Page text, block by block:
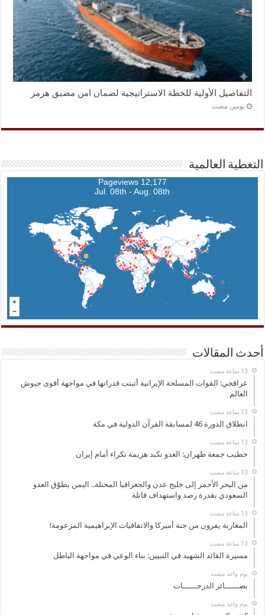
التفاصيل الأولية للخطة الاستراتيجية لضمان امن مضيق هرمز
‏يومين مضت
التغطية العالمية
12,177 Pageviews
Jul. 08th - Aug. 08th
أحدث المقالات
عراقجي: القوات المسلحة الإيرانية أثبتت قدراتها في مواجهة أقوى جيوش
العالم
انطلاق الدورة 46 لمسابقة القرآن الدولية في مكة
خطيب جمعة طهران: العدو تكبد هزيمة نكراء أمام إيران
من البحر الأحمر إلى خليج عدن والجغرافيا المحتلة.. اليمن يطوّق العدو
السعودي بقدرة رصد واستهداف قاتلة
المغاربة يفرون من جنة أميركا والاتفاقيات الإبراهيمية المزعومة!
مسيرة القائد الشهيد في التبيين: بناء الوعي في مواجهة الباطل
‏يوم واحد مضت
بصــــــائر الدرجــــــات
‏يوم واحد مضت